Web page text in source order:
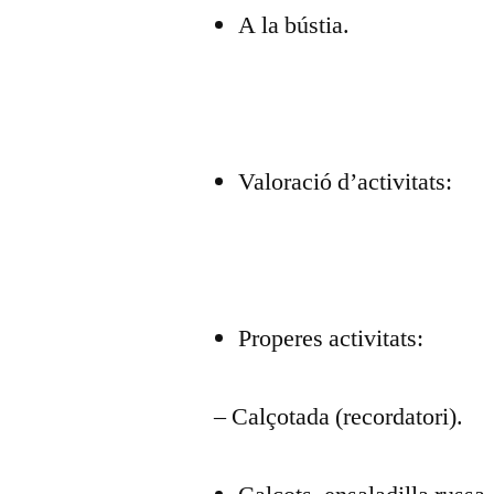
A la bústia.
Valoració d’activitats:
Properes activitats:
– Calçotada (recordatori).